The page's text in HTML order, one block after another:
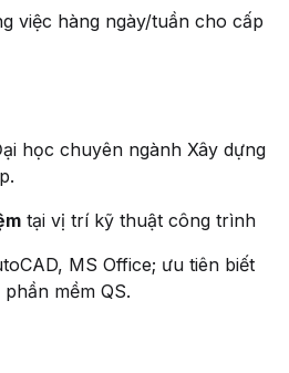
việc hàng ngày/tuần cho cấp
học chuyên ngành Xây dựng
tại vị trí kỹ thuật công trình
MS Office; ưu tiên biết
mềm QS.